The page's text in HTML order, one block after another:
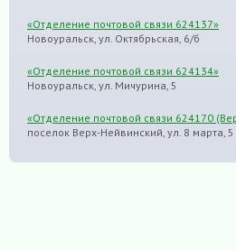
«Отделение почтовой связи 624137»
Новоуральск, ул. Октябрьская, 6/б
«Отделение почтовой связи 624134»
Новоуральск, ул. Мичурина, 5
«Отделение почтовой связи 624170
поселок Верх-Нейвинский, ул. 8 марта, 5